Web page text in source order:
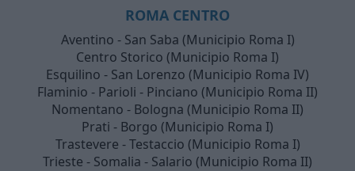
ROMA CENTRO
Aventino - San Saba (Municipio Roma I)
Centro Storico (Municipio Roma I)
Esquilino - San Lorenzo (Municipio Roma IV)
Flaminio - Parioli - Pinciano (Municipio Roma II)
Nomentano - Bologna (Municipio Roma II)
Prati - Borgo (Municipio Roma I)
Trastevere - Testaccio (Municipio Roma I)
Trieste - Somalia - Salario (Municipio Roma II)